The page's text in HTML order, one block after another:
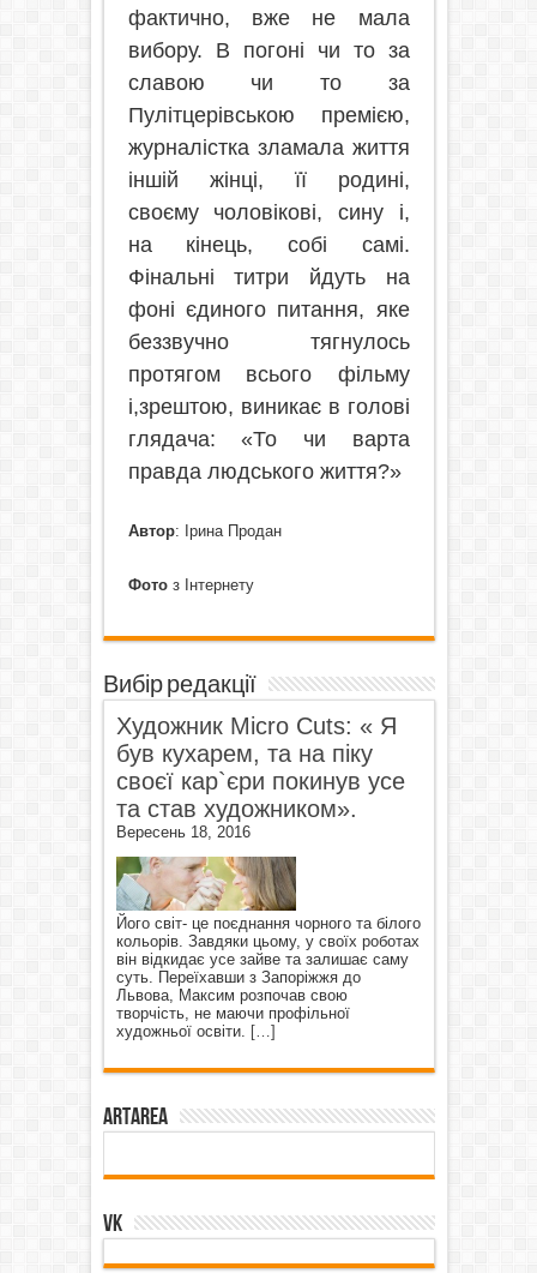
фактично, вже не мала
вибору. В погоні чи то за
славою чи то за
Пулітцерівською премією,
журналістка зламала життя
іншій жінці, її родині,
своєму чоловікові, сину і,
на кінець, собі самі.
Фінальні титри йдуть на
фоні єдиного питання, яке
беззвучно тягнулось
протягом всього фільму
і,зрештою, виникає в голові
глядача: «То чи варта
правда людського життя?»
Автор: Ірина Продан
Фотоз Інтернету
Вибір редакції
Художник Micro Cuts: « Я
був кухарем, та на піку
своєї кар`єри покинув усе
та став художником».
Вересень 18, 2016
Його світ- це поєднання чорного та білого
кольорів. Завдяки цьому, у своїх роботах
він відкидає усе зайве та залишає саму
суть. Переїхавши з Запоріжжя до
Львова, Максим розпочав свою
творчість, не маючи профільної
художньої освіти. […]
ArtArea
VK